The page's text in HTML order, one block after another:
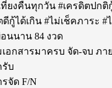
ที่ยงคืนทุกวัน #เครดิตปกติ
ดีกู้ได้เกิน #ไม่เช็คภาระ #
นนาน 84 งวด
เอกสารมาครบ จัด-จบ ภา
รับ
รจัด F/N